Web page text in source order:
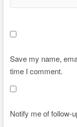
Save my name,
time I comment.
Notify me of follow-